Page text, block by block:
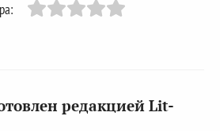
редакцией Lit-